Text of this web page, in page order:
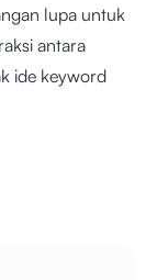
lupa untuk
antara
ide keyword